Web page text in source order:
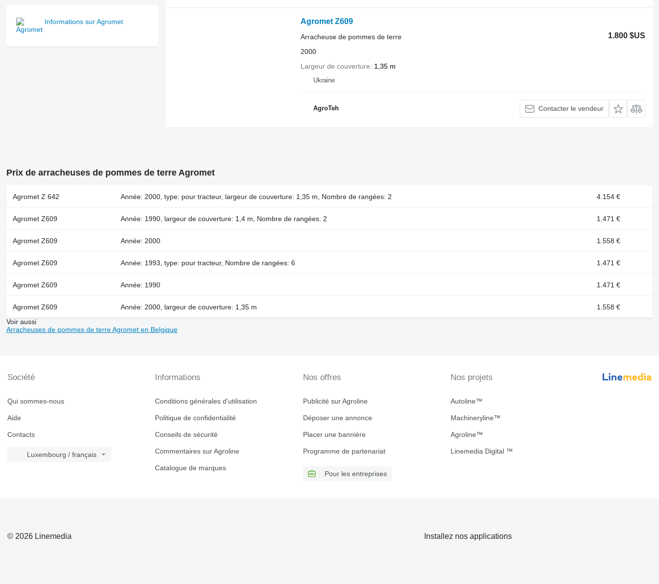
Informations sur Agromet
Agromet Z609
1.800 $US
Arracheuse de pommes de terre
2000
Largeur de couverture
1,35 m
Ukraine
AgroTeh Contacter le vendeur
Prix de arracheuses de pommes de terre Agromet
Agromet Z 642 Année: 2000, type: pour tracteur, largeur de couverture: 1,35 m, Nombre de rangées: 2 4.154 €
Agromet Z609 Année: 1990, largeur de couverture: 1,4 m, Nombre de rangées: 2 1.471 €
Agromet Z609 Année: 2000 1.558 €
Agromet Z609 Année: 1993, type: pour tracteur, Nombre de rangées: 6 1.471 €
Agromet Z609 Année: 1990 1.471 €
Agromet Z609 Année: 2000, largeur de couverture: 1,35 m
1.558 €
Voir aussi
Arracheuses de pommes de terre Agromet en Belgique
Société
Qui sommes-nous
Aide
Contacts
Luxembourg / français
Informations
Conditions générales d'utilisation
Politique de confidentialité
Conseils de sécurité
Commentaires sur Agroline
Catalogue de marques
Nos offres
Publicité sur Agroline
Déposer une annonce
Placer une bannière
Programme de partenariat
Pour les entreprises
Nos projets
Autoline™
Machineryline™
Agroline™
Linemedia Digital ™
© 2026 Linemedia Installez nos applications